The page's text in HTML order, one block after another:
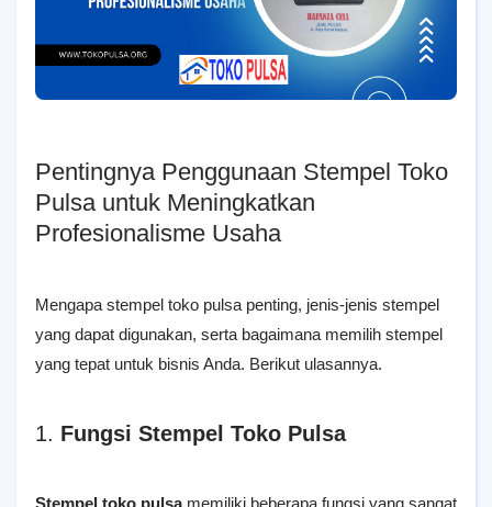
Pentingnya Penggunaan Stempel Toko
Pulsa untuk Meningkatkan
Profesionalisme Usaha
Mengapa stempel toko pulsa penting, jenis-jenis stempel
yang dapat digunakan, serta bagaimana memilih stempel
yang tepat untuk bisnis Anda. Berikut ulasannya.
1. Fungsi Stempel Toko Pulsa
Stempel toko pulsamemiliki beberapa fungsi yang sangat